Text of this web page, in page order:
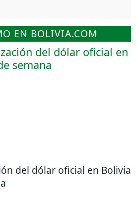
EN BOLIVIA.COM
del dólar oficial en Bolivia